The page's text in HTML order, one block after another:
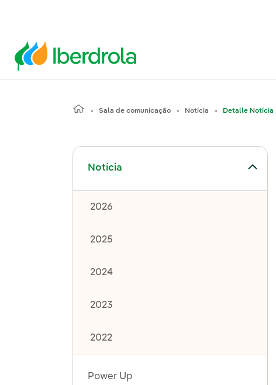
Sala de comunicação Notícia Detalle Notícia
Notícia
Alternar submenu de Notícia
2026
2025
2024
2023
2022
Power Up